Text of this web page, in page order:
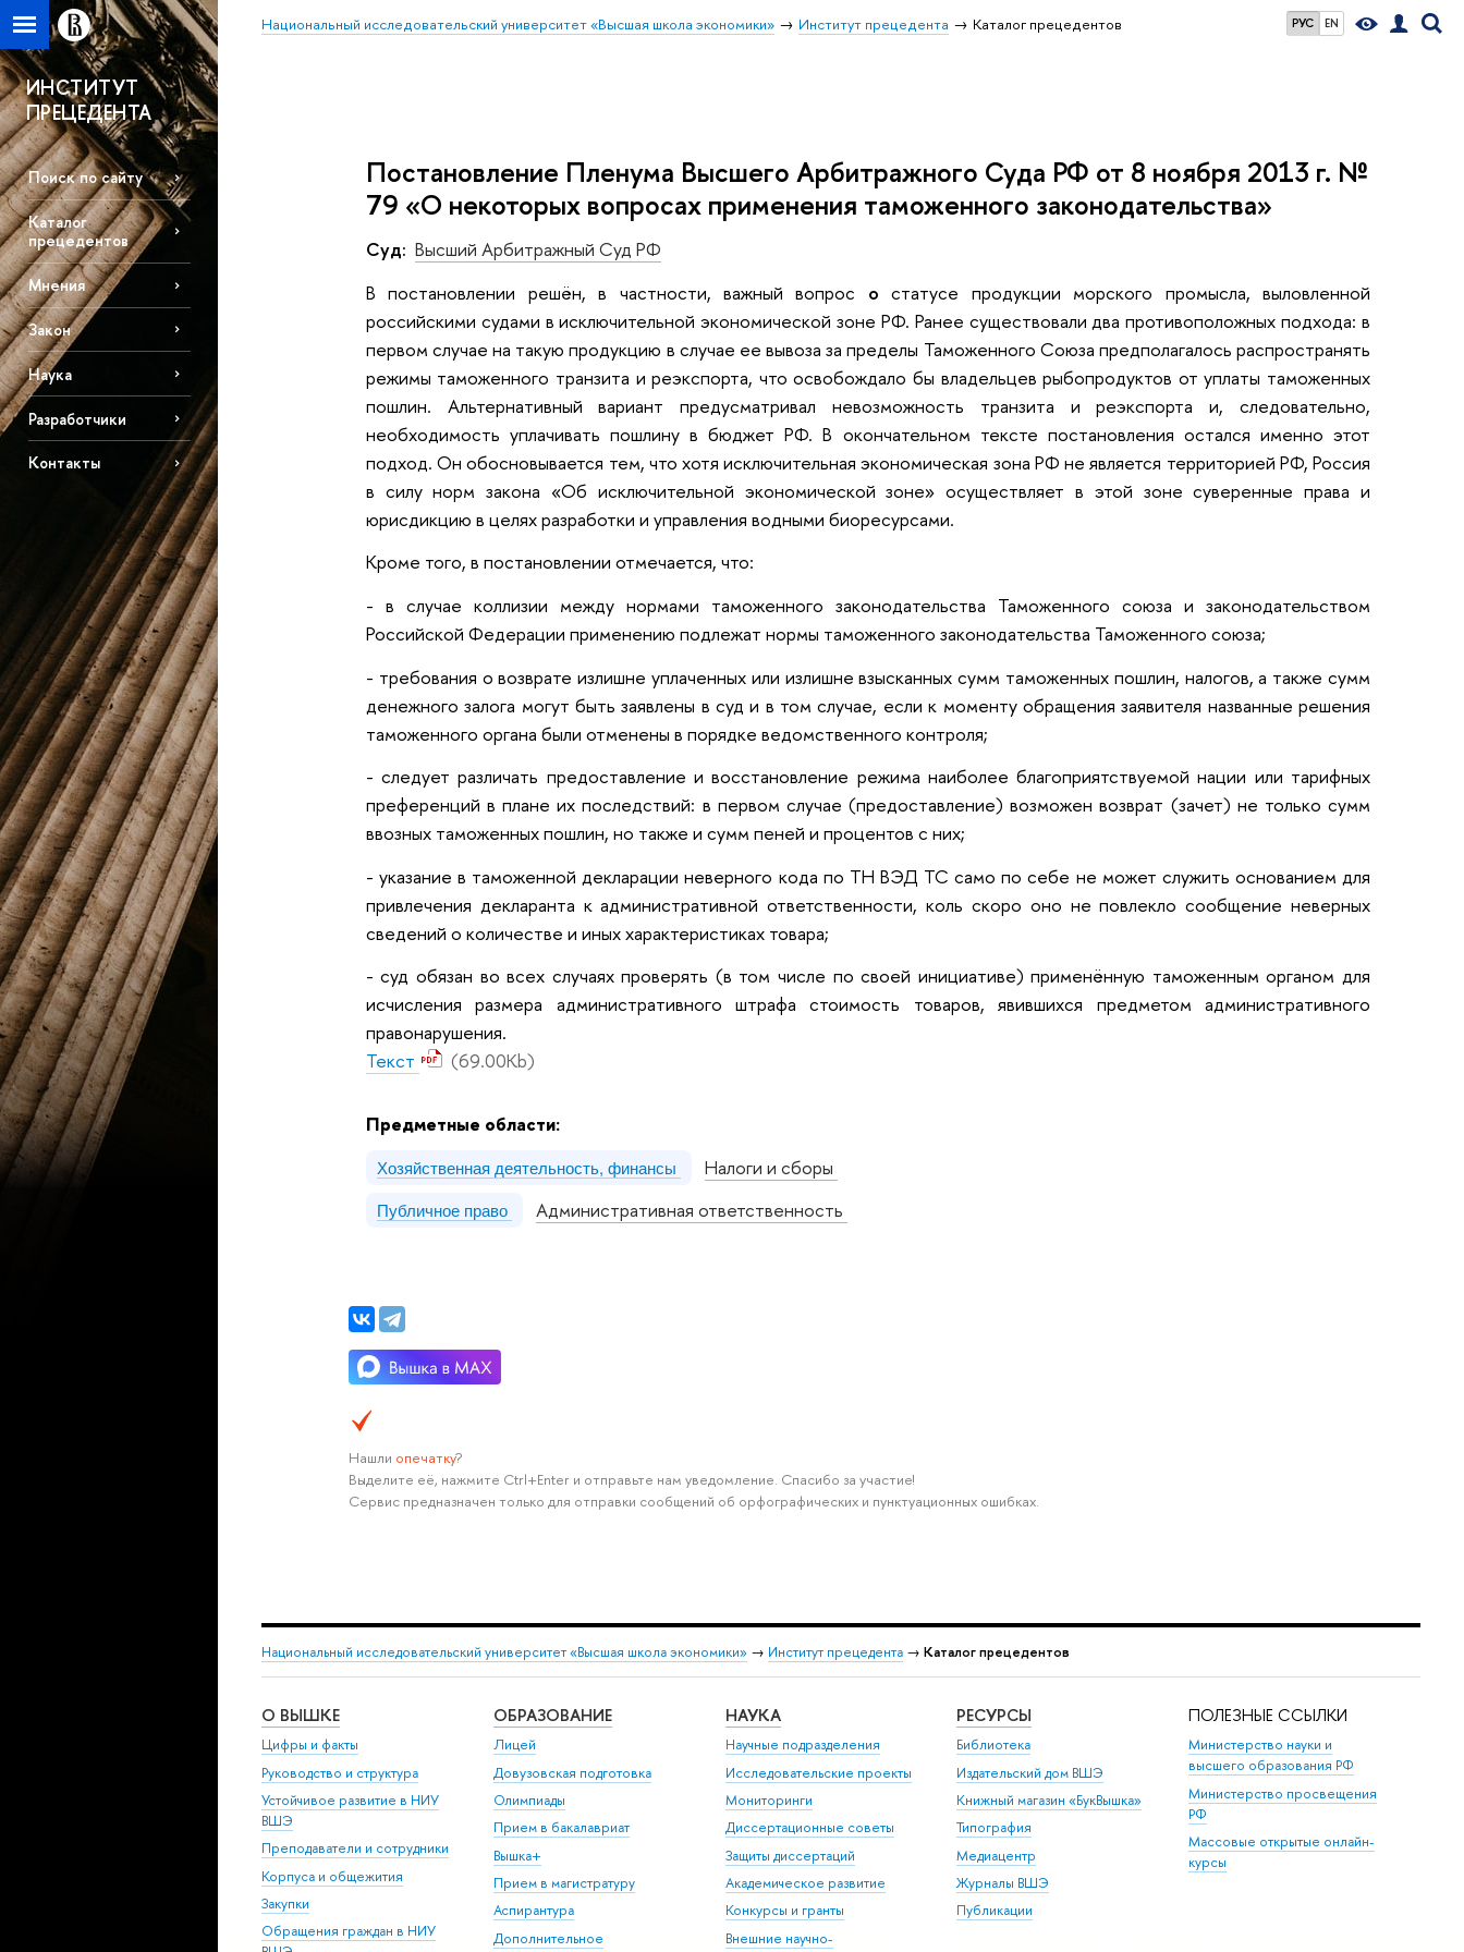
РУС EN
Национальный исследовательский университет «Высшая школа экономики» Институт прецедента Каталог прецедентов
ИНСТИТУТ
ПРЕЦЕДЕНТА
Поиск по сайту
Каталог
прецедентов
Мнения
Закон
Наука
Разработчики
Контакты
Постановление Пленума Высшего Арбитражного Суда РФ от 8 ноября 2013 г. №
79 «О некоторых вопросах применения таможенного законодательства»
Суд: Высший Арбитражный Суд РФ
В постановлении решён, в частности, важный вопрос остатусе продукции морского промысла, выловленной
российскими судами в исключительной экономической зоне РФ. Ранее существовали два противоположных подхода: в
первом случае на такую продукцию в случае ее вывоза за пределы Таможенного Союза предполагалось распространять
режимы таможенного транзита и реэкспорта, что освобождало бы владельцев рыбопродуктов от уплаты таможенных
пошлин. Альтернативный вариант предусматривал невозможность транзита и реэкспорта и, следовательно,
необходимость уплачивать пошлину в бюджет РФ. В окончательном тексте постановления остался именно этот
подход. Он обосновывается тем, что хотя исключительная экономическая зона РФ не является территорией РФ, Россия
в силу норм закона «Об исключительной экономической зоне» осуществляет в этой зоне суверенные права и
юрисдикцию в целях разработки и управления водными биоресурсами.
Кроме того, в постановлении отмечается, что:
- в случае коллизии между нормами таможенного законодательства Таможенного союза и законодательством
Российской Федерации применению подлежат нормы таможенного законодательства Таможенного союза;
- требования о возврате излишне уплаченных или излишне взысканных сумм таможенных пошлин, налогов, а также сумм
денежного залога могут быть заявлены в суд и в том случае, если к моменту обращения заявителя названные решения
таможенного органа были отменены в порядке ведомственного контроля;
- следует различать предоставление и восстановление режима наиболее благоприятствуемой нации или тарифных
преференций в плане их последствий: в первом случае (предоставление) возможен возврат (зачет) не только сумм
ввозных таможенных пошлин, но также и сумм пеней и процентов с них;
- указание в таможенной декларации неверного кода по ТН ВЭД ТС само по себе не может служить основанием для
привлечения декларанта к административной ответственности, коль скоро оно не повлекло сообщение неверных
сведений о количестве и иных характеристиках товара;
- суд обязан во всех случаях проверять (в том числе по своей инициативе) применённую таможенным органом для
исчисления размера административного штрафа стоимость товаров, явившихся предметом административного
правонарушения.
Текст
(69.00Kb)
Предметные области:
Хозяйственная деятельность, финансы Налоги и сборы
Публичное право Административная ответственность
Нашли опечатку?
Выделите её, нажмите Ctrl+Enter и отправьте нам уведомление. Спасибо за участие!
Сервис предназначен только для отправки сообщений об орфографических и пунктуационных ошибках.
Национальный исследовательский университет «Высшая школа экономики» → Институт прецедента → Каталог прецедентов
О ВЫШКЕ
Цифры и факты
Руководство и структура
Устойчивое развитие в НИУ
ВШЭ
Преподаватели и сотрудники
Корпуса и общежития
Закупки
Обращения граждан в НИУ
ОБРАЗОВАНИЕ
Лицей
Довузовская подготовка
Олимпиады
Прием в бакалавриат
Вышка+
Прием в магистратуру
Аспирантура
Дополнительное
НАУКА
Научные подразделения
Исследовательские проекты
Мониторинги
Диссертационные советы
Защиты диссертаций
Академическое развитие
Конкурсы и гранты
Внешние научно-
РЕСУРСЫ
Библиотека
Издательский дом ВШЭ
Книжный магазин «БукВышка»
Типография
Медиацентр
Журналы ВШЭ
Публикации
ПОЛЕЗНЫЕ ССЫЛКИ
Министерство науки и
высшего образования РФ
Министерство просвещения
РФ
Массовые открытые онлайн-
курсы